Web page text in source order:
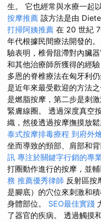
生。 它也經常與水療一起
按摩推薦 該方法是由
打掃阿姨推薦 在 20 世紀
年代根據民間療法開發的。
驗表明，椎骨阻滯對內臟
和其他治療師所獲得的經
多恩的脊椎療法在匈牙利
是近年來最受歡迎的方法之
是燃脂按摩，第二步是刺
緊膚線圈。 透過深度真空
織，然後透過按摩撫摸放
泰式按摩排毒療程 到府外
坐而導致的頸部、肩部和背
訊 專注於關鍵字行銷的專
打圈動作進行的按摩，並
務 推薦優秀律師 反射區按
是腳底）的穴位來刺激和
身體部位。 SEO最佳實踐
了器官的疾病。 透過觸摸